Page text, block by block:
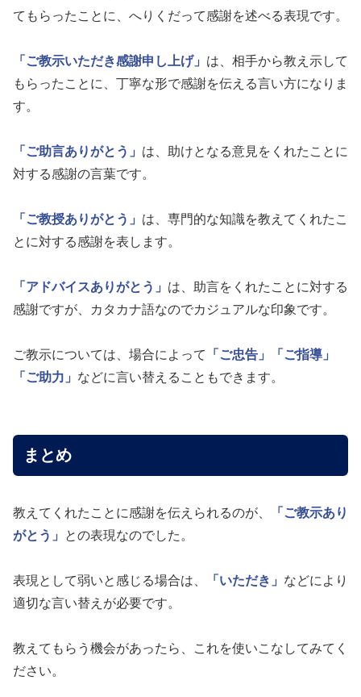
てもらったことに、へりくだって感謝を述べる表現です。
「ご教示いただき感謝申し上げ」 は、相手から教え示して
もらったことに、丁寧な形で感謝を伝える言い方になりま
す。
「ご助言ありがとう」 は、助けとなる意見をくれたことに
対する感謝の言葉です。
「ご教授ありがとう」 は、専門的な知識を教えてくれたこ
とに対する感謝を表します。
「アドバイスありがとう」 は、助言をくれたことに対する
感謝ですが、カタカナ語なのでカジュアルな印象です。
ご教示については、場合によって 「ご忠告」
「ご指導」
「ご助力」 などに言い替えることもできます。
まとめ
教えてくれたことに感謝を伝えられるのが、
「ご教示あり
がとう」
との表現なのでした。
表現として弱いと感じる場合は、 「いただき」 などにより
適切な言い替えが必要です。
教えてもらう機会があったら、これを使いこなしてみてく
ださい。